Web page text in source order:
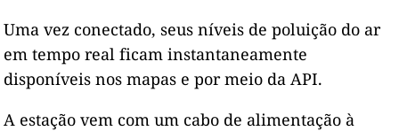
Uma vez conectado, seus níveis de poluição do ar
em tempo real ficam instantaneamente
disponíveis nos mapas e por meio da API.
A estação vem com um cabo de alimentação à